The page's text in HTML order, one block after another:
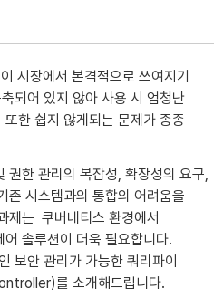
시장에서 본격적으로 쓰여지기
되어 있지 않아 사용 시 엄청난
한 쉽지 않게되는 문제가 종종
권한 관리의 복잡성, 확장성의 요구,
존 시스템과의 통합의 어려움을
제는 쿠버네티스 환경에서
솔루션이 더욱 필요합니다.
보안 관리가 가능한 쿼리파이
를 소개해드립니다.